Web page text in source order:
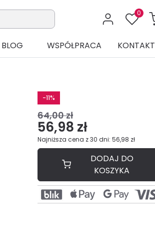
0
BLOG WSPÓŁPRACA KONTAKT
-11%
64,00 zł
56,98 zł
Najniższa cena z 30 dni: 56,98 zł
DODAJ DO
KOSZYKA